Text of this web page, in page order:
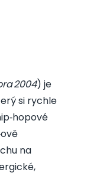
2004) je
si rychle
na